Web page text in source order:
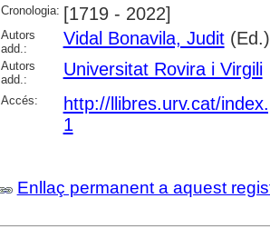
Cronologia: [1719 - 2022]
Autors
add.:
Vidal Bonavila, Judit
Autors
add.:
Universitat Rovira i Virgili
Accés:
http://llibres.urv.cat/
1
Enllaç permanent a aquest